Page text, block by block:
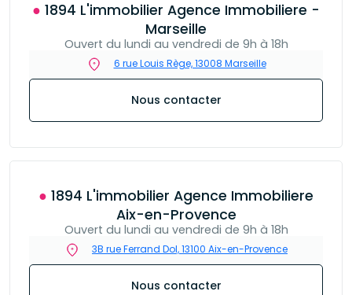
● 1894 L'immobilier Agence Immobiliere -
Marseille
Ouvert du lundi au vendredi de 9h à 18h
6 rue Louis Rège, 13008 Marseille
Nous contacter
● 1894 L'immobilier Agence Immobiliere
Aix-en-Provence
Ouvert du lundi au vendredi de 9h à 18h
3B rue Ferrand Dol, 13100 Aix-en-Provence
Nous contacter